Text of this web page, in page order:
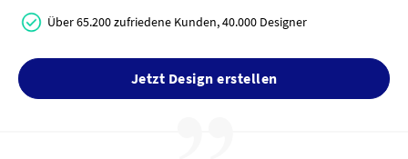
Über 65.200 zufriedene Kunden, 40.000 Designer
Jetzt Design erstellen